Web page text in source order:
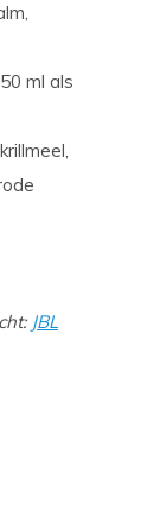
ml als
JBL